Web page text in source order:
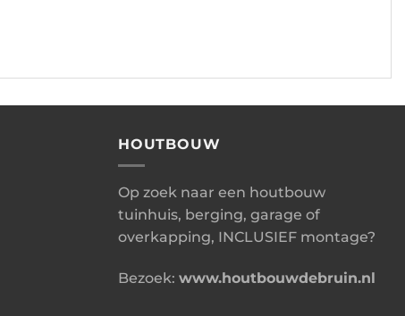
HOUTBOUW
Op zoek naar een houtbouw
tuinhuis, berging, garage of
overkapping, INCLUSIEF montage?
Bezoek: www.houtbouwdebruin.nl